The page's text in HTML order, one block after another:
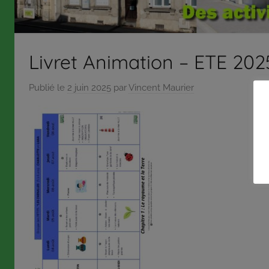
répond
et
la
définies
par
son
conseil
d’administration
qui,
pour
certaines
décisions,
délègue
Livret Animation – ETE
Publié le 2 juin 2025 parVincent Maurier